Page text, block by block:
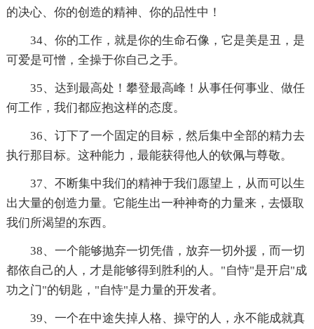
的决心、你的创造的精神、你的品性中！
34、你的工作，就是你的生命石像，它是美是丑，是
可爱是可憎，全操于你自己之手。
35、达到最高处！攀登最高峰！从事任何事业、做任
何工作，我们都应抱这样的态度。
36、订下了一个固定的目标，然后集中全部的精力去
执行那目标。这种能力，最能获得他人的钦佩与尊敬。
37、不断集中我们的精神于我们愿望上，从而可以生
出大量的创造力量。它能生出一种神奇的力量来，去慑取
我们所渴望的东西。
38、一个能够抛弃一切凭借，放弃一切外援，而一切
都依自己的人，才是能够得到胜利的人。"自恃"是开启"成
功之门"的钥匙，"自恃"是力量的开发者。
39、一个在中途失掉人格、操守的人，永不能成就真